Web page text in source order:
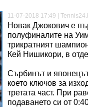
11-07-2018 17:49 |
Новак Джокович е
полуфиналите на
трикратният
Кей Нишикори, в
Сърбинът и
което ключов за
третата част. При
подаването си от